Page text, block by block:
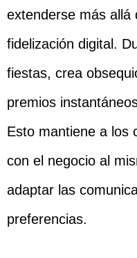
extenderse más allá
fidelización digital.
fiestas, crea
premios
Esto mantiene a los
con el negocio al
adaptar las
preferencias.